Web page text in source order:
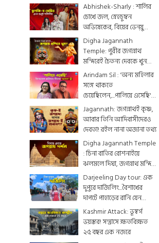
Abhishek-Sharly : শার্লির
চোখে জল, স্নেহচুম্বন
অভিষেকের, বিয়ের ভেন্য়ু
থেকে মেনু...দেখে নিন
একঝলকে
Digha Jagannath
Temple: পুরীর জগন্নাথ
মন্দিরেই চৈতন্য দেবকে খুন
করা হয়েছিল? জেনে নিন
রোমহর্ষক কাহিনী
Arindam Sil : 'অন্য মহিলার
সঙ্গে থাকতে
চেয়েছিলেন,...পালিয়ে এসেছি',
বিস্ফোরক অরিন্দমের স্ত্রী
Jagannath: জগন্নাথই কৃষ্ণ,
আবার তিনি আদিবাসীদেরও
দেবতা! রইল নানা অজানা তথ্য
Digha Jagannath Temple
: চিনা বাতির রোশনাইয়ে
ঝলমলে দিঘা, জগন্নাথ মন্দিরে
শেষ মুহূর্তের সাজসজ্জা তুঙ্গে
Darjeeling Day tour: এক
দুপুরে দার্জিলিং...বৈশাখের
দাপটে পাহাড়ের রানি যেন
একটুকরো স্বর্গ
Kashmir Attack: ভূস্বর্গ
ভয়ঙ্কর! সন্ত্রাসে ক্ষতবিক্ষত
২৫ বছর এক নজরে